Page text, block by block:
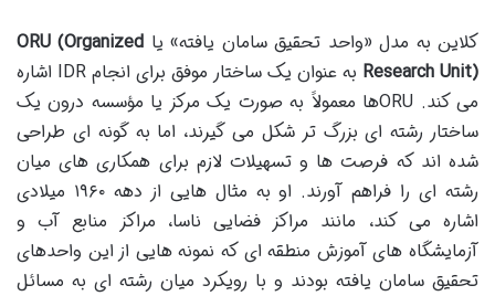
کلاین به مدل «واحد تحقیق سامان یافته» یا ORU (Organized
Research Unit)
به عنوان یک ساختار موفق برای انجام IDR اشاره
می کند. ORUها معمولاً به صورت یک مرکز یا مؤسسه درون یک
ساختار رشته ای بزرگ تر شکل می گیرند، اما به گونه ای طراحی
شده اند که فرصت ها و تسهیلات لازم برای همکاری های میان
رشته ای را فراهم آورند. او به مثال هایی از دهه ۱۹۶۰ میلادی
اشاره می کند، مانند مراکز فضایی ناسا، مراکز منابع آب و
آزمایشگاه های آموزش منطقه ای که نمونه هایی از این واحدهای
تحقیق سامان یافته بودند و با رویکرد میان رشته ای به مسائل